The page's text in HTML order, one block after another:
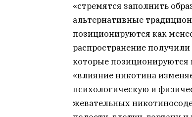
«стремятся заполнить
альтернативные
позиционируются как
распространение
которые позиционируются
«влияние никотина
психологическую и
жевательных